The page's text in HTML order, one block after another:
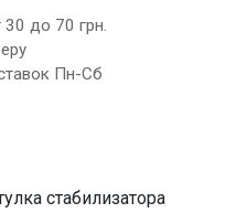
30 до 70 грн.
Пн-Сб
стабилизатора